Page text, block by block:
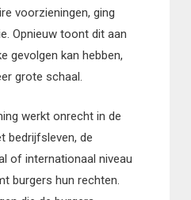
voorzieningen, ging
Opnieuw toont dit aan
gevolgen kan hebben,
grote schaal.
werkt onrecht in de
bedrijfsleven, de
of internationaal niveau
burgers hun rechten.